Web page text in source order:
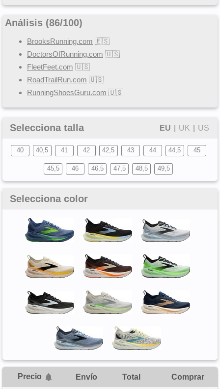
Análisis (86/100)
BrooksRunning.com 🇪🇸
DoctorsOfRunning.com 🇺🇸
FleetFeet.com 🇺🇸
RoadTrailRun.com 🇺🇸
RunningShoesGuru.com 🇺🇸
Selecciona talla EU UK US
40 40,5 41 42 42,5 43 44 44,5 45
45,5 46 46,5 47,5 48,5 49,5
Selecciona color
Precio Envío Total Comprar